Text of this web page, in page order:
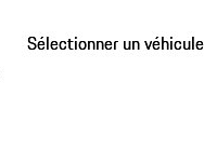
Sélectionner un véhicule
Sélectionner un véhicule